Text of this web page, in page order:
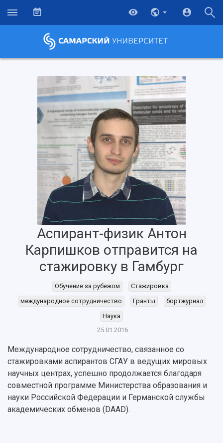
Об университете
Руководство
Наблюдательный совет
Попечительский совет
Ученый совет
Ректорат
Новости
События
СМИ об университете
Пресс-центр
Газета "Полет"
Образование
Почему я выбираю Самарский университет?
Магистратура
Аспирантура
Формы обучения
Учебные планы
Дополнительное образование
Институты и факультеты
Научно-исследовательская деятельность
Основные научные направления
Научные школы и ведущие научные коллективы
Подготовка научных кадров
Конкурс на замещение должностей научных
работников
Научно-технический совет
Научные проекты и темы
Аспирант-физик Антон
Карпишков отправится на
стажировку в Гамбург
Обучение за рубежом
Стажировка
международное сотрудничество
Гранты
бортжурнал
Наука
25.01.2016
Международное сотрудничество, связанное со
стажировками аспирантов СГАУ в ведущих мировых
научных центрах, успешно продолжается благодаря
совместной программе Министерства образования и
науки Российской Федерации и Германской службы
академических обменов (DAAD).